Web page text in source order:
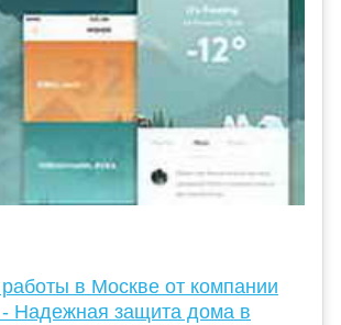
в Москве от компании
Надежная защита дома в